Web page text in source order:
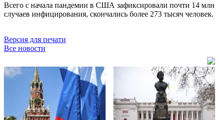
Всего с начала пандемии в США зафиксировали почти 14 млн
случаев инфицирования, скончались более 273 тысяч человек.
Версия для печати
Все новости